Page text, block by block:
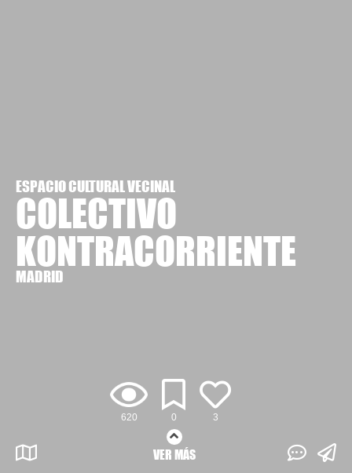
620 0 3
ESPACIO CULTURAL VECINAL
COLECTIVO
KONTRACORRIENTE
MADRID
VER MÁS